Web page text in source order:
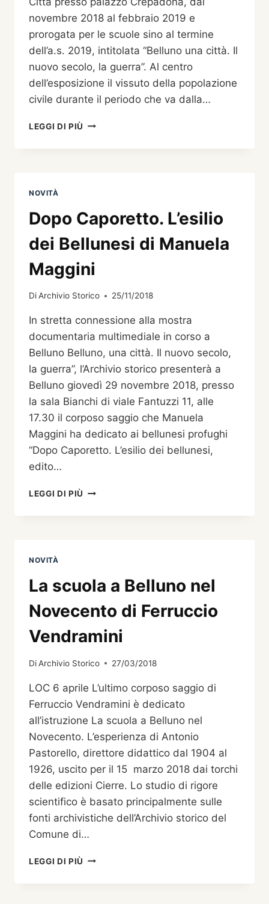
novembre 2018 al febbraio 2019 e
prorogata per le scuole sino al termine
dell’a.s. 2019, intitolata “Belluno una città. Il
nuovo secolo, la guerra”. Al centro
dell’esposizione il vissuto della popolazione
civile durante il periodo che va dalla…
LEGGI DI PIÙ BELLUNO
GUERRA
NOVITÀ
Dopo Caporetto. L’esilio
dei Bellunesi di Manuela
Maggini
DiArchivio Storico 25/11/2018
In stretta connessione alla mostra
documentaria multimediale in corso a
Belluno Belluno, una città. Il nuovo secolo,
la guerra”, l’Archivio storico presenterà a
Belluno giovedì 29 novembre 2018, presso
la sala Bianchi di viale Fantuzzi 11, alle
17.30 il corposo saggio che Manuela
Maggini ha dedicato ai bellunesi profughi
“Dopo Caporetto. L’esilio dei bellunesi,
edito…
LEGGI DI PIÙ DOPO
MAGGINI
NOVITÀ
La scuola a Belluno nel
Novecento di Ferruccio
Vendramini
DiArchivio Storico 27/03/2018
LOC 6 aprile L’ultimo corposo saggio di
Ferruccio Vendramini è dedicato
all’istruzione La scuola a Belluno nel
Novecento. L’esperienza di Antonio
Pastorello, direttore didattico dal 1904 al
1926, uscito per il 15 marzo 2018 dai torchi
delle edizioni Cierre. Lo studio di rigore
scientifico è basato principalmente sulle
fonti archivistiche dell’Archivio storico del
Comune di…
LEGGI DI PIÙ LA